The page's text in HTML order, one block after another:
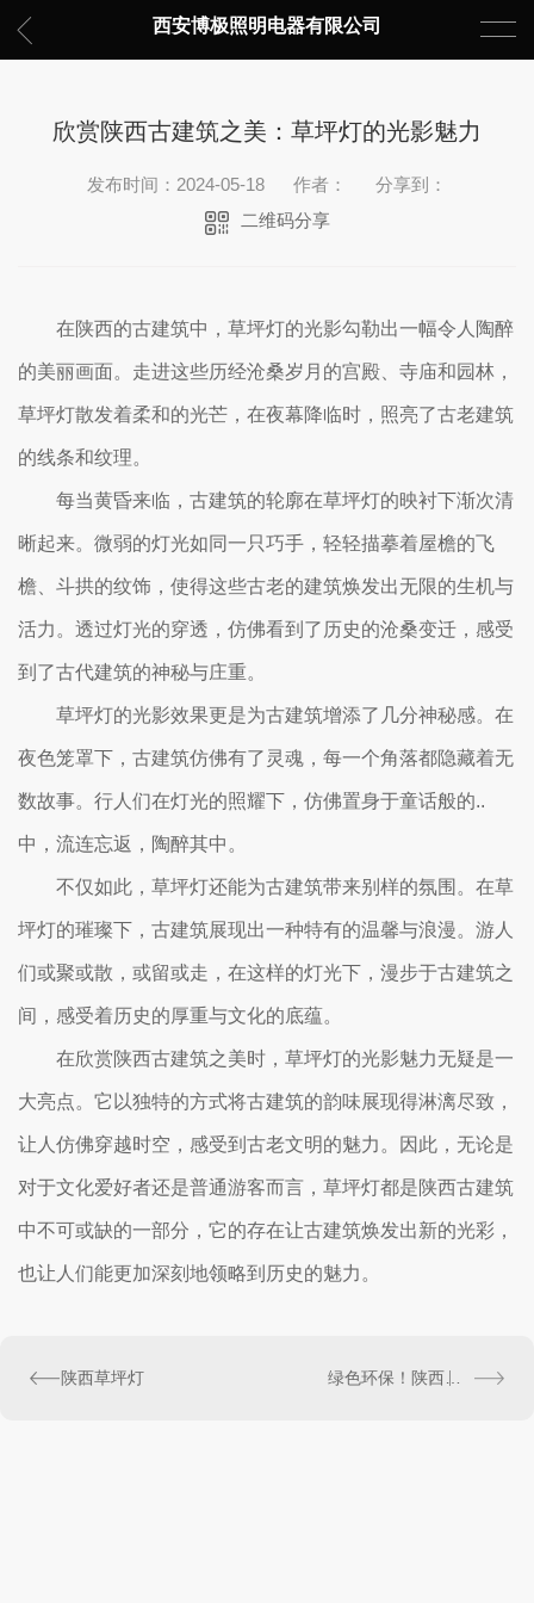
西安博极照明电器有限公司
欣赏陕西古建筑之美：草坪灯的光影魅力
发布时间：2024-05-18 作者：
分享到：
二维码分享
在陕西的古建筑中，草坪灯的光影勾勒出一幅令人陶醉
的美丽画面。走进这些历经沧桑岁月的宫殿、寺庙和园林，
草坪灯散发着柔和的光芒，在夜幕降临时，照亮了古老建筑
的线条和纹理。
每当黄昏来临，古建筑的轮廓在草坪灯的映衬下渐次清
晰起来。微弱的灯光如同一只巧手，轻轻描摹着屋檐的飞
檐、斗拱的纹饰，使得这些古老的建筑焕发出无限的生机与
活力。透过灯光的穿透，仿佛看到了历史的沧桑变迁，感受
到了古代建筑的神秘与庄重。
草坪灯的光影效果更是为古建筑增添了几分神秘感。在
夜色笼罩下，古建筑仿佛有了灵魂，每一个角落都隐藏着无
数故事。行人们在灯光的照耀下，仿佛置身于童话般的..
中，流连忘返，陶醉其中。
不仅如此，草坪灯还能为古建筑带来别样的氛围。在草
坪灯的璀璨下，古建筑展现出一种特有的温馨与浪漫。游人
们或聚或散，或留或走，在这样的灯光下，漫步于古建筑之
间，感受着历史的厚重与文化的底蕴。
在欣赏陕西古建筑之美时，草坪灯的光影魅力无疑是一
大亮点。它以独特的方式将古建筑的韵味展现得淋漓尽致，
让人仿佛穿越时空，感受到古老文明的魅力。因此，无论是
对于文化爱好者还是普通游客而言，草坪灯都是陕西古建筑
中不可或缺的一部分，它的存在让古建筑焕发出新的光彩，
也让人们能更加深刻地领略到历史的魅力。
陕西草坪灯